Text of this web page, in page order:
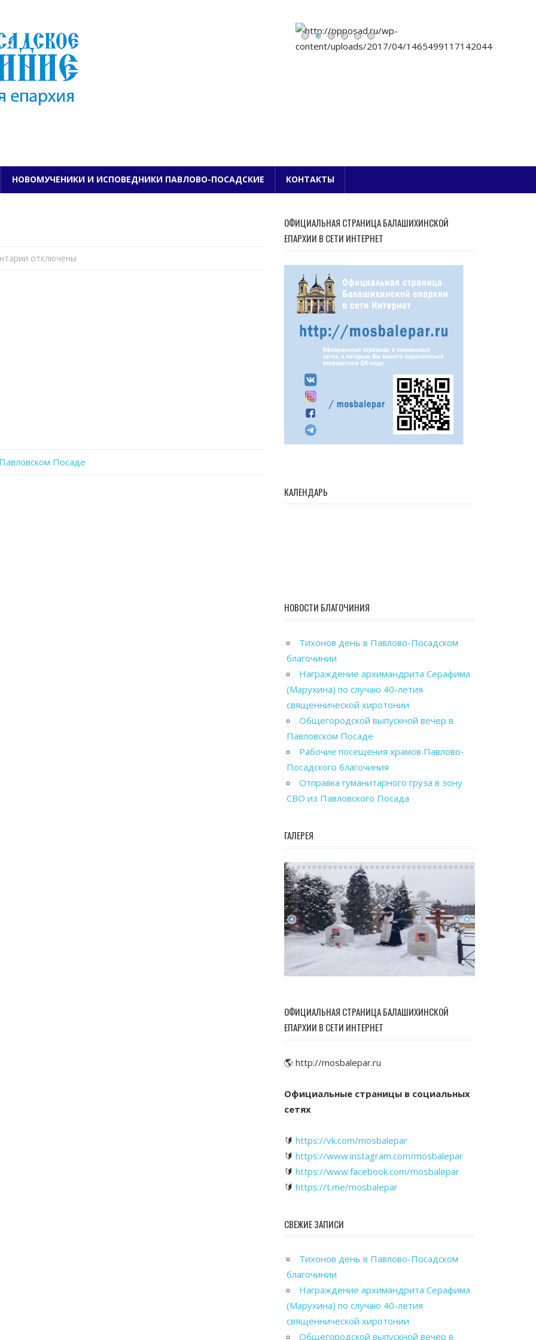
ПАВЛОВО-ПОСАДСКОЕ БЛАГОЧИНИЕ
НОВОМУЧЕНИКИ И ИСПОВЕДНИКИ ПАВЛОВО-ПОСАДСКИЕ КОНТАКТЫ
котключены
Посаде
ОФИЦИАЛЬНАЯ СТРАНИЦА БАЛАШИХИНСКОЙ
ЕПАРХИИ В СЕТИ ИНТЕРНЕТ
КАЛЕНДАРЬ
НОВОСТИ БЛАГОЧИНИЯ
Тихонов день в Павлово-Посадском
благочинии
Награждение архимандрита Серафима
(Марухина) по случаю 40-летия
священнической хиротонии
Общегородской выпускной вечер в
Павловском Посаде
Рабочие посещения храмов Павлово-
Посадского благочиния
Отправка гуманитарного груза в зону
СВО из Павловского Посада
ГАЛЕРЕЯ
ОФИЦИАЛЬНАЯ СТРАНИЦА БАЛАШИХИНСКОЙ
ЕПАРХИИ В СЕТИ ИНТЕРНЕТ
🌎 http://mosbalepar.ru
Официальные страницы в социальных
сетях
🔰 https://vk.com/mosbalepar
🔰 https://www.instagram.com/mosbalepar
🔰 https://www.facebook.com/mosbalepar
🔰 https://t.me/mosbalepar
СВЕЖИЕ ЗАПИСИ
Тихонов день в Павлово-Посадском
благочинии
Награждение архимандрита Серафима
(Марухина) по случаю 40-летия
священнической хиротонии
Общегородской выпускной вечер в